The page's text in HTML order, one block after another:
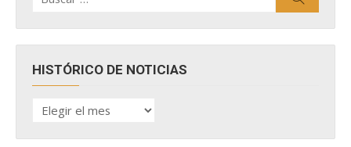
HISTÓRICO DE NOTICIAS
HISTÓRICO
DE